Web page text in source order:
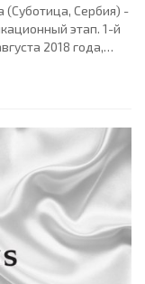
(Суботица, Сербия) -
этап. 1-й
2018 года,
(58 % при
Юлиан Кэлин